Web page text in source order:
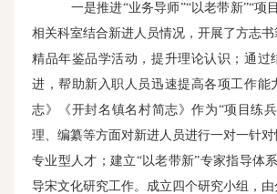
一是推进“业务导师”“以老带新”“项
相关科室结合新进人员情况，开展了方志
精品年鉴品学活动，提升理论认识；通过
进，帮助新入职人员迅速提高各项工作能
志》《开封名镇名村简志》作为“项目练
理、编纂等方面对新进人员进行一对一针
专业型人才；建立“以老带新”专家指导体
导宋文化研究工作。成立四个研究小组，